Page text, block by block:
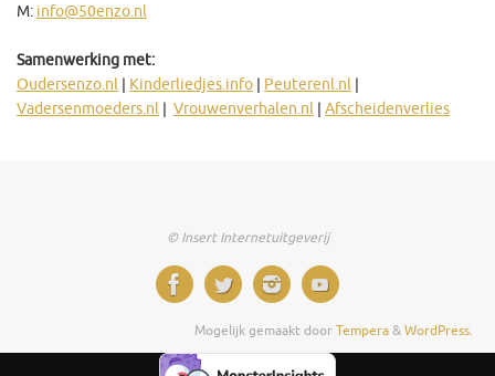
M: info@50enzo.nl
Samenwerking met:
Oudersenzo.nl | Kinderliedjes.info | Peuterenl.nl |
Vadersenmoeders.nl | Vrouwenverhalen.nl | Afscheidenverlies
© Insert Internetuitgeverij
Mogelijk gemaakt doorTempera&WordPress.